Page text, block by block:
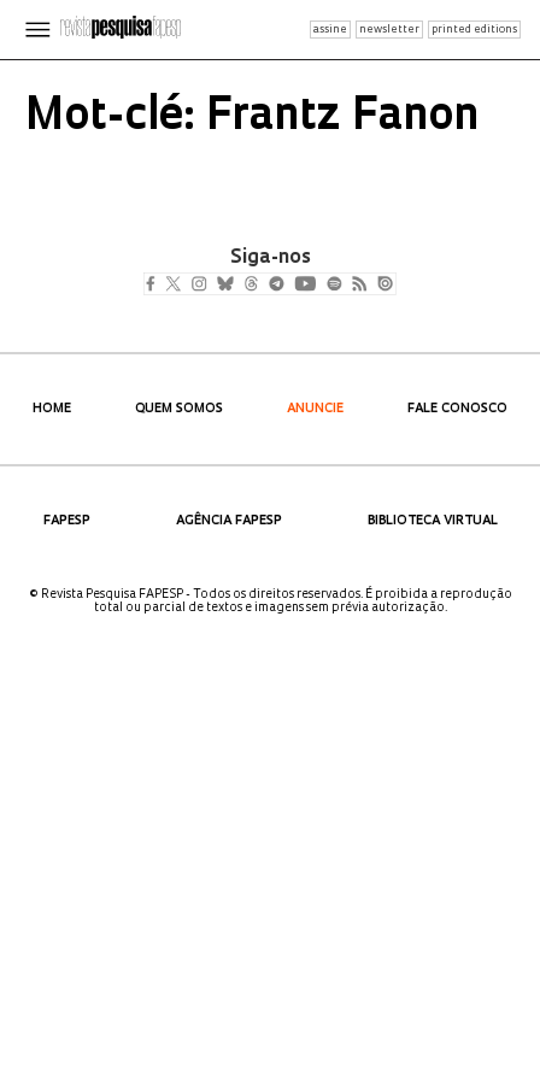
assine newsletter printed editions
Mot-clé: Frantz Fanon
Siga-nos
HOME QUEM SOMOS ANUNCIE FALE CONOSCO
FAPESP AGÊNCIA FAPESP BIBLIOTECA VIRTUAL
© Revista Pesquisa FAPESP - Todos os direitos reservados. É proibida a reprodução
total ou parcial de textos e imagens sem prévia autorização.